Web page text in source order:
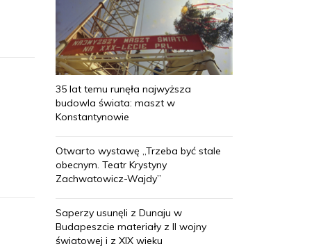
35 lat temu runęła najwyższa
budowla świata: maszt w
Konstantynowie
Otwarto wystawę „Trzeba być stale
obecnym. Teatr Krystyny
Zachwatowicz-Wajdy”
Saperzy usunęli z Dunaju w
Budapeszcie materiały z II wojny
światowej i z XIX wieku